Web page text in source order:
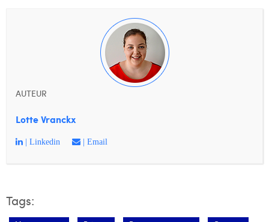
AUTEUR
Lotte Vranckx
| Linkedin | Email
Tags: